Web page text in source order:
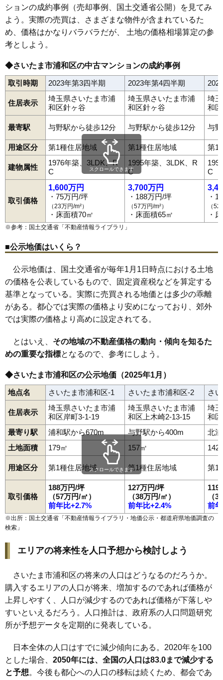
ションの成約事例（売却事例、国土交通省公開）を見てみ
よう。実際の売買は、さまざまな物件が含まれているた
め、価格はかなりバラバラだが、 土地の価格相場算定の参
考としよう。
◆さいたま市浦和区の中古マンションの成約事例
取引時期 2023年第3四半期 2023年第4四半期
住居表示
埼玉県さいたま市浦
和区針ヶ谷
埼玉県さいたま市浦
和区針ヶ谷
埼
和
最寄駅 与野駅から徒歩12分 与野駅から徒歩12分 与
用途区分 第1種住居地域 第1種住居地域 第1
建物属性
1976年築、3LDK、R
C
1995年築、3LDK、R
C
C
取引価格
1,600万円
・75万円/坪
（23万円/m²）
・床面積70㎡
3,700万円
・188万円/坪
（57万円/m²）
・床面積65㎡
・
（
・
スクロールできます
※参考：国土交通省「 不動産情報ライブラリ 」
■公示地価はいくら？
公示地価は、国土交通省が毎年1月1日時点における土地
の価格を公表しているもので、固定資産税などを算定する
基準となっている。実際に売買される地価とは多少の乖離
がある。都心では実際の価格より安めになっており、郊外
では実際の価格より高めに設定されてる。
とはいえ、 その地域の不動産価格の動向・傾向を知るた
めの重要な指標となるので、参考にしよう。
◆さいたま市浦和区の公示地価（2025年1月）
地点名 さいたま市浦和区-1 さいたま市浦和区-2 さ
住居表示
埼玉県さいたま市浦
和区岸町3-1-19
埼玉県さいたま市浦
和区上木崎2-13-15
埼
和
最寄り駅
浦和駅から670m 与野駅から400m
北
土地面積
179㎡ 157㎡ 142
用途区分 第1種住居地域 第1種住居地域 第1
取引価格
188万円/坪
（57万円/㎡）
前年比+2.7%
127万円/坪
（38万円/㎡）
前年比+2.4%
119
（
前
スクロールできます
※出所：国土交通省「 不動産情報ライブラリ・地価公示・都道府県地価調査の
検索 」
エリアの将来性を人口予想から検討しよう
さいたま市浦和区の将来の人口はどうなるのだろうか。
購入するエリアの人口が将来、増加するのであれば価格が
上昇しやすく、人口が減少するのであれば価格が下落しや
すいといえるだろう。人口推計は、政府系の人口問題研究
所が予想データを定期的に発表している。
日本全体の人口はすでに減少傾向にある。2020年を100
とした場合、 2050年には、全国の人口は83.0まで減少する
と予想。今後も都心への人口の移転は続くため、都会であ